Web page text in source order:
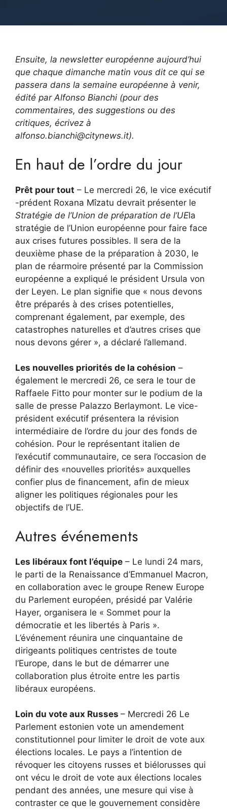
Ensuite, la newsletter européenne aujourd’hui
que chaque dimanche matin vous dit ce qui se
passera dans la semaine européenne à venir,
édité par Alfonso Bianchi (pour des
commentaires, des suggestions ou des
critiques, écrivez à
alfonso.bianchi@citynews.it).
En haut de l’ordre du jour
Prêt pour tout – Le mercredi 26, le vice exécutif
-prédent Roxana Mîzatu devrait présenter le
Stratégie de l’Union de préparation de l’UEla
stratégie de l’Union européenne pour faire face
aux crises futures possibles. Il sera de la
deuxième phase de la préparation à 2030, le
plan de réarmoire présenté par la Commission
européenne a expliqué le président Ursula von
der Leyen. Le plan signifie que « nous devons
être préparés à des crises potentielles,
comprenant également, par exemple, des
catastrophes naturelles et d’autres crises que
nous devons gérer », a déclaré l’allemand.
Les nouvelles priorités de la cohésion –
également le mercredi 26, ce sera le tour de
Raffaele Fitto pour monter sur le podium de la
salle de presse Palazzo Berlaymont. Le vice-
président exécutif présentera la révision
intermédiaire de l’ordre du jour des fonds de
cohésion. Pour le représentant italien de
l’exécutif communautaire, ce sera l’occasion de
définir des «nouvelles priorités» auxquelles
confier plus de financement, afin de mieux
aligner les politiques régionales pour les
objectifs de l’UE.
Autres événements
Les libéraux font l’équipe – Le lundi 24 mars,
le parti de la Renaissance d’Emmanuel Macron,
en collaboration avec le groupe Renew Europe
du Parlement européen, présidé par Valérie
Hayer, organisera le « Sommet pour la
démocratie et les libertés à Paris ».
L’événement réunira une cinquantaine de
dirigeants politiques centristes de toute
l’Europe, dans le but de démarrer une
collaboration plus étroite entre les partis
libéraux européens.
Loin du vote aux Russes – Mercredi 26 Le
Parlement estonien vote un amendement
constitutionnel pour limiter le droit de vote aux
élections locales. Le pays a l’intention de
révoquer les citoyens russes et biélorusses qui
ont vécu le droit de vote aux élections locales
pendant des années, une mesure qui vise à
contraster ce que le gouvernement considère